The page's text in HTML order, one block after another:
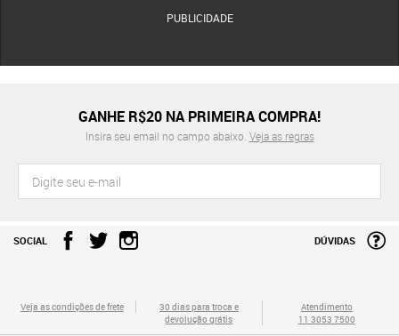
PUBLICIDADE
GANHE R$20 NA PRIMEIRA COMPRA!
Insira seu email no campo abaixo. Veja as regras
SOCIAL DÚVIDAS
Veja as condições de frete
30 dias para troca e
devolução grátis
Atendimento
11 3053 7500